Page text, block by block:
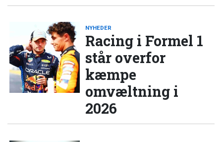
NYHEDER
Racing i Formel 1
står overfor
kæmpe
omvæltning i
2026